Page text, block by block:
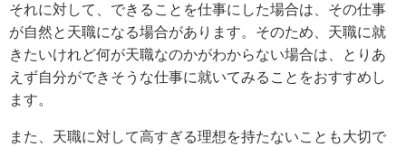
それに対して、できることを仕事にした場合は、その仕事
が自然と天職になる場合があります。そのため、天職に就
きたいけれど何が天職なのかがわからない場合は、とりあ
えず自分ができそうな仕事に就いてみることをおすすめし
ます。
また、天職に対して高すぎる理想を持たないことも大切で